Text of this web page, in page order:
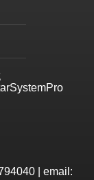
| email: